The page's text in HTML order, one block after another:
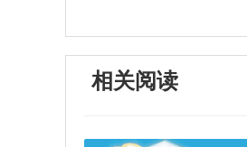
相关阅读